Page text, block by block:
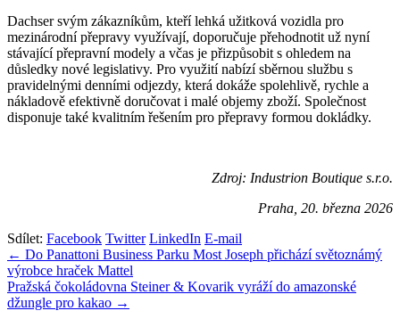
Dachser svým zákazníkům, kteří lehká užitková vozidla pro
mezinárodní přepravy využívají, doporučuje přehodnotit už nyní
stávající přepravní modely a včas je přizpůsobit s ohledem na
důsledky nové legislativy. Pro využití nabízí sběrnou službu s
pravidelnými denními odjezdy, která dokáže spolehlivě, rychle a
nákladově efektivně doručovat i malé objemy zboží. Společnost
disponuje také kvalitním řešením pro přepravy formou dokládky.
Zdroj: Industrion Boutique s.r.o.
Praha, 20. března 2026
Sdílet: Facebook Twitter LinkedIn E-mail
Navigace
pro
příspěvek
← Do Panattoni Business Parku Most Joseph přichází světoznámý
výrobce hraček Mattel
Pražská čokoládovna Steiner & Kovarik vyráží do amazonské
džungle pro kakao →